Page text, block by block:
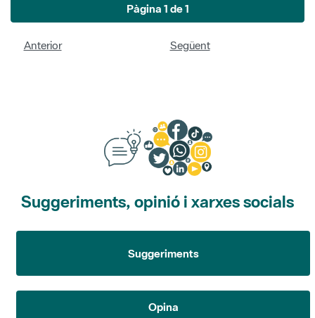
Pàgina 1 de 1
Anterior Següent
Suggeriments, opinió i xarxes socials
Suggeriments
Opina